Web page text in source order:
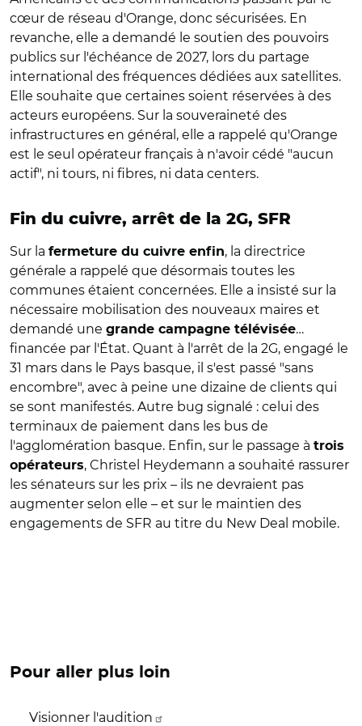
cœur de réseau d'Orange, donc sécurisées. En
revanche, elle a demandé le soutien des pouvoirs
publics sur l'échéance de 2027, lors du partage
international des fréquences dédiées aux satellites.
Elle souhaite que certaines soient réservées à des
acteurs européens. Sur la souveraineté des
infrastructures en général, elle a rappelé qu'Orange
est le seul opérateur français à n'avoir cédé "aucun
actif", ni tours, ni fibres, ni data centers.
Fin du cuivre, arrêt de la 2G, SFR
Sur la fermeture du cuivre enfin, la directrice
générale a rappelé que désormais toutes les
communes étaient concernées. Elle a insisté sur la
nécessaire mobilisation des nouveaux maires et
demandé une grande campagne télévisée…
financée par l'État. Quant à l'arrêt de la 2G, engagé le
31 mars dans le Pays basque, il s'est passé "sans
encombre", avec à peine une dizaine de clients qui
se sont manifestés. Autre bug signalé : celui des
terminaux de paiement dans les bus de
l'agglomération basque. Enfin, sur le passage à trois
opérateurs, Christel Heydemann a souhaité rassurer
les sénateurs sur les prix – ils ne devraient pas
augmenter selon elle – et sur le maintien des
engagements de SFR au titre du New Deal mobile.
Pour aller plus loin
Visionner l'audition